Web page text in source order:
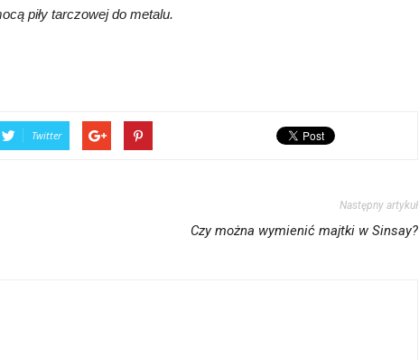
piły tarczowej do metalu.
Twitter
Następny artykuł
Czy można wymienić majtki w Sinsay?